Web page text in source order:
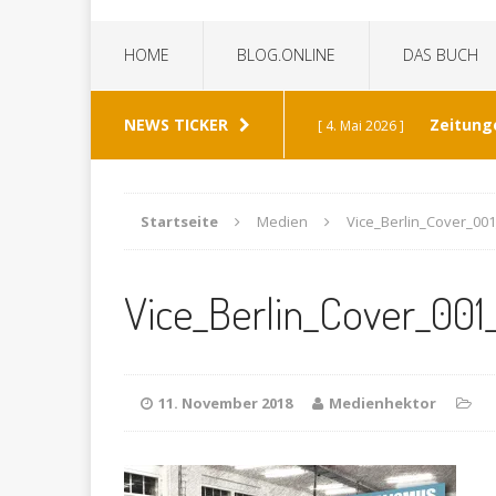
HOME BLOG.ONLINE DAS BUCH
NEWS TICKER [ 4. Mai 2026 ]
[ 8. Januar 2026 ] „Die
[ 19. Dezember 2025 ]
[ 30. Mai 2026 ]
verabschiedet?
Startseite Medien
11. November 2018 Medienhektor